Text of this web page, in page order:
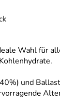
Wahl für
und